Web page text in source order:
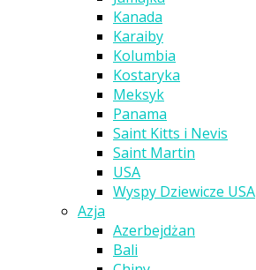
Kanada
Karaiby
Kolumbia
Kostaryka
Meksyk
Panama
Saint Kitts i Nevis
Saint Martin
USA
Wyspy Dziewicze USA
Azja
Azerbejdżan
Bali